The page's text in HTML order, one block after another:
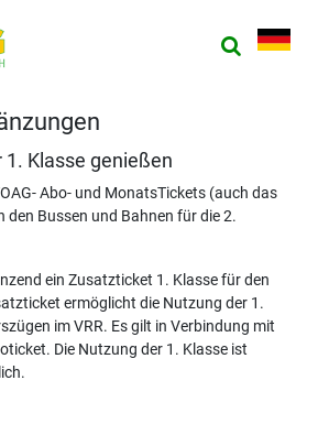
Klasse genießen
Abo- und MonatsTickets (auch das
den Bussen und Bahnen für die 2.
ein Zusatzticket 1. Klasse für den
ermöglicht die Nutzung der 1.
im VRR. Es gilt in Verbindung mit
Die Nutzung der 1. Klasse ist